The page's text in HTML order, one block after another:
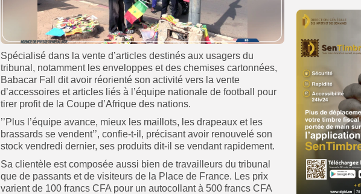
Spécialisé dans la vente d’articles destinés aux usagers du
tribunal, notamment les enveloppes et des chemises cartonnées,
Babacar Fall dit avoir réorienté son activité vers la vente
d’accessoires et articles liés à l’équipe nationale de football pour
tirer profit de la Coupe d’Afrique des nations.
’’Plus l’équipe avance, mieux les maillots, les drapeaux et les
brassards se vendent’’, confie-t-il, précisant avoir renouvelé son
stock vendredi dernier, ses produits dit-il se vendant rapidement.
Sa clientèle est composée aussi bien de travailleurs du tribunal
que de passants et de visiteurs de la Place de France. Les prix
varient de 100 francs CFA pour un autocollant à 500 francs CFA